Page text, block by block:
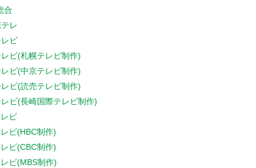
合
レ
ビ
レビ(札幌テレビ制作)
レビ(中京テレビ制作)
レビ(読売テレビ制作)
レビ(長崎国際テレビ制作)
ビ
ビ(HBC制作)
ビ(CBC制作)
ビ(MBS制作)